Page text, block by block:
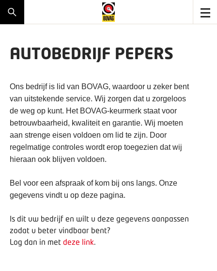
AUTOBEDRIJF PEPERS
Ons bedrijf is lid van BOVAG, waardoor u zeker bent
van uitstekende service. Wij zorgen dat u zorgeloos
de weg op kunt. Het BOVAG-keurmerk staat voor
betrouwbaarheid, kwaliteit en garantie. Wij moeten
aan strenge eisen voldoen om lid te zijn. Door
regelmatige controles wordt erop toegezien dat wij
hieraan ook blijven voldoen.
Bel voor een afspraak of kom bij ons langs. Onze
gegevens vindt u op deze pagina.
Is dit uw bedrijf en wilt u deze gegevens aanpassen
zodat u beter vindbaar bent?
Log dan in met deze link.